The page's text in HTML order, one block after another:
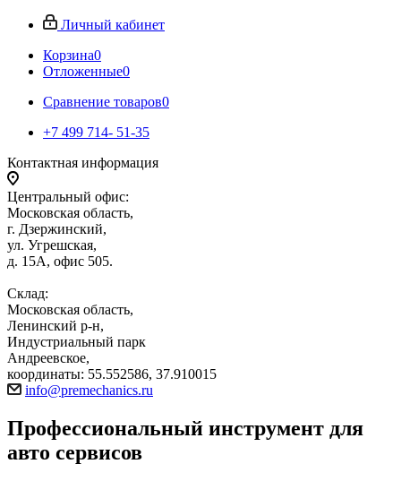
Личный кабинет
Корзина0
Отложенные0
Сравнение товаров0
+7 499 714- 51-35
Контактная информация
Центральный офис:
Московская область,
г. Дзержинский,
ул. Угрешская,
д. 15А, офис 505.
Склад:
Московская область,
Ленинский р-н,
Индустриальный парк
Андреевское,
координаты: 55.552586, 37.910015
info@premechanics.ru
Профессиональный инструмент для
авто сервисов